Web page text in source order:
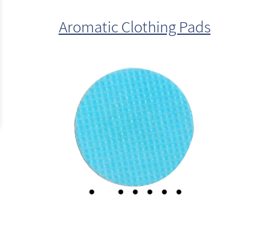
Aromatic Clothing Pads